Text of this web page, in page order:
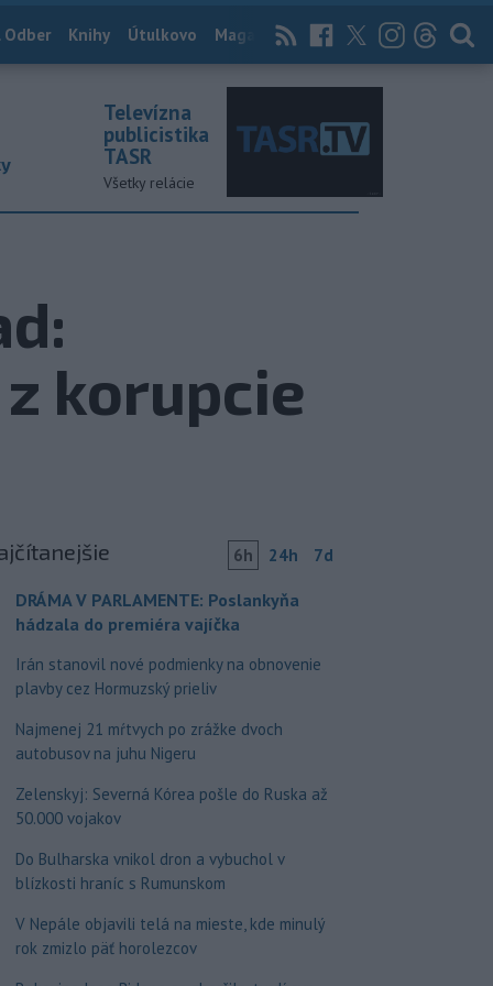
Odber Knihy Útulkovo Magazín News Now Archív
Televízna
publicistika
TASR
Všetky relácie
korupcie
6h 24h 7d
DRÁMA V PARLAMENTE: Poslankyňa
hádzala do premiéra vajíčka
Irán stanovil nové podmienky na obnovenie
plavby cez Hormuzský prieliv
Najmenej 21 mŕtvych po zrážke dvoch
autobusov na juhu Nigeru
Zelenskyj: Severná Kórea pošle do Ruska až
50.000 vojakov
Do Bulharska vnikol dron a vybuchol v
blízkosti hraníc s Rumunskom
V Nepále objavili telá na mieste, kde minulý
rok zmizlo päť horolezcov